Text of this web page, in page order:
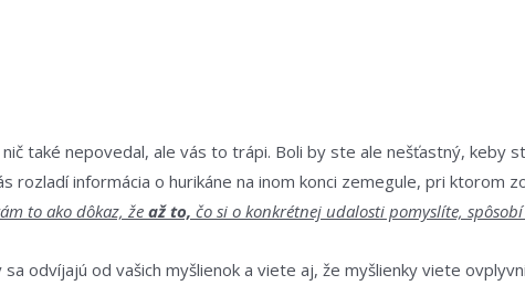
také nepovedal, ale vás to trápi. Boli by ste ale nešťastný,
rozladí informácia o hurikáne na inom konci zemegule, pri
to akodôkaz, že až to, čo si o konkrétnej udalosti pomyslíte,
odvíjajú od vašich myšlienok a viete aj, že myšlienky viete